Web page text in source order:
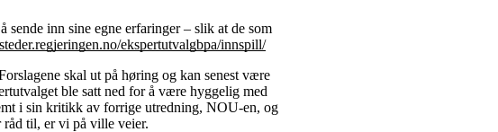
inn sine egne erfaringer – slik at de som
ekspertutvalgbpa/innspill/
skal ut på høring og kan senest være
ble satt ned for å være hyggelig med
i sin kritikk av forrige utredning, NOU-en, og
til, er vi på ville veier.